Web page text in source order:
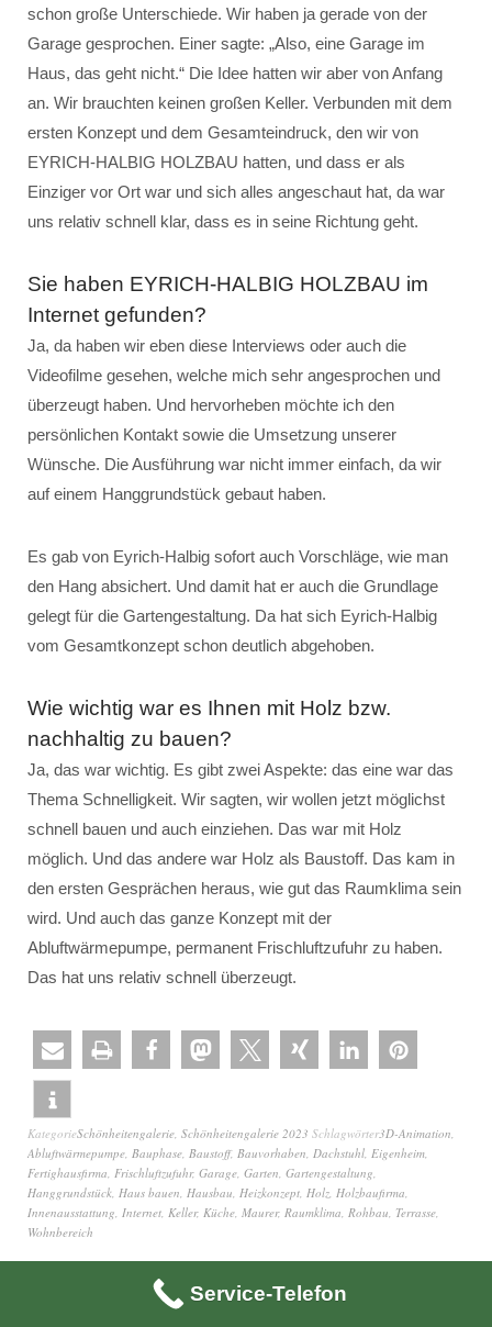
schon große Unterschiede. Wir haben ja gerade von der
Garage gesprochen. Einer sagte: „Also, eine Garage im
Haus, das geht nicht.“ Die Idee hatten wir aber von Anfang
an. Wir brauchten keinen großen Keller. Verbunden mit dem
ersten Konzept und dem Gesamteindruck, den wir von
EYRICH-HALBIG HOLZBAU hatten, und dass er als
Einziger vor Ort war und sich alles angeschaut hat, da war
uns relativ schnell klar, dass es in seine Richtung geht.
Sie haben EYRICH-HALBIG HOLZBAU im
Internet gefunden?
Ja, da haben wir eben diese Interviews oder auch die
Videofilme gesehen, welche mich sehr angesprochen und
überzeugt haben. Und hervorheben möchte ich den
persönlichen Kontakt sowie die Umsetzung unserer
Wünsche. Die Ausführung war nicht immer einfach, da wir
auf einem Hanggrundstück gebaut haben.
Es gab von Eyrich-Halbig sofort auch Vorschläge, wie man
den Hang absichert. Und damit hat er auch die Grundlage
gelegt für die Gartengestaltung. Da hat sich Eyrich-Halbig
vom Gesamtkonzept schon deutlich abgehoben.
Wie wichtig war es Ihnen mit Holz bzw.
nachhaltig zu bauen?
Ja, das war wichtig. Es gibt zwei Aspekte: das eine war das
Thema Schnelligkeit. Wir sagten, wir wollen jetzt möglichst
schnell bauen und auch einziehen. Das war mit Holz
möglich. Und das andere war Holz als Baustoff. Das kam in
den ersten Gesprächen heraus, wie gut das Raumklima sein
wird. Und auch das ganze Konzept mit der
Abluftwärmepumpe, permanent Frischluftzufuhr zu haben.
Das hat uns relativ schnell überzeugt.
KategorieSchönheitengalerie Schönheitengalerie 2023 Schlagwörter3D-Animation
Abluftwärmepumpe Bauphase Baustoff, Bauvorhaben Dachstuhl Eigenheim
Fertighausfirma Frischluftzufuhr, Garage Garten Gartengestaltung
Hanggrundstück Haus bauen Hausbau Heizkonzept Holz Holzbaufirma
Innenausstattung Internet Keller, Küche Maurer, Raumklima Rohbau Terrasse
Wohnbereich
Service-Telefon